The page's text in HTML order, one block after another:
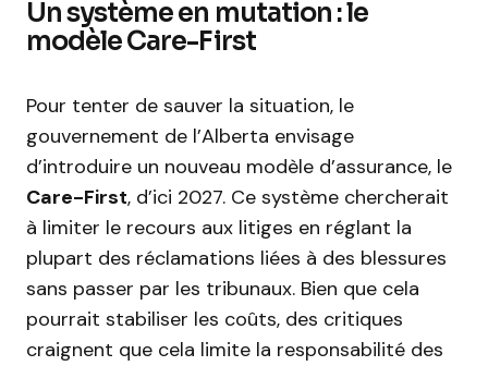
Un système en mutation : le
modèle Care-First
Pour tenter de sauver la situation, le
gouvernement de l’Alberta envisage
d’introduire un nouveau modèle d’assurance, le
Care-First, d’ici 2027. Ce système chercherait
à limiter le recours aux litiges en réglant la
plupart des réclamations liées à des blessures
sans passer par les tribunaux. Bien que cela
pourrait stabiliser les coûts, des critiques
craignent que cela limite la responsabilité des